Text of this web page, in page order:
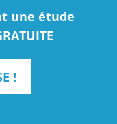
une étude
!